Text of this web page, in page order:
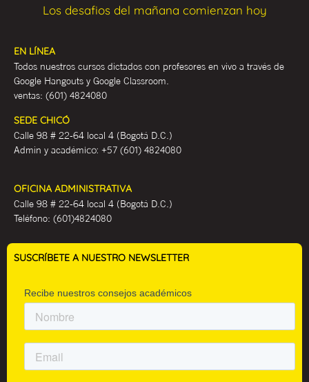
Los desafios del mañana comienzan hoy
EN LÍNEA
Todos nuestros cursos dictados con profesores en vivo a través de
Google Hangouts y Google Classroom.
ventas: (601) 4824080
SEDE CHICÓ
Calle 98 # 22-64 local 4 (Bogotá D.C.)
Admin y académico: +57 (601) 4824080
OFICINA ADMINISTRATIVA
Calle 98 # 22-64 local 4 (Bogotá D.C.)
Teléfono: (601)4824080
SUSCRÍBETE A NUESTRO NEWSLETTER